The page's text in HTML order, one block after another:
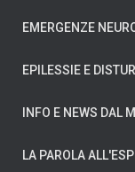
EMERGENZE
EPILESSIE E
INFO E NEWS DAL
LA PAROLA